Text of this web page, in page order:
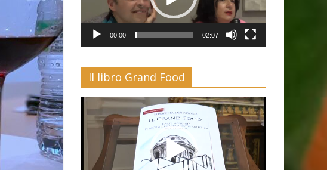
00:00 02:07
Il libro Grand Food
Player